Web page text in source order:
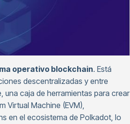
operativo blockchain. Está
descentralizadas y entre
una caja de herramientas para crear
Virtual Machine (EVM),
en el ecosistema de Polkadot, lo